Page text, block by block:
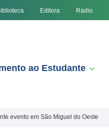
Editora Rádio
ao Estudante
evento em São Miguel do Oeste